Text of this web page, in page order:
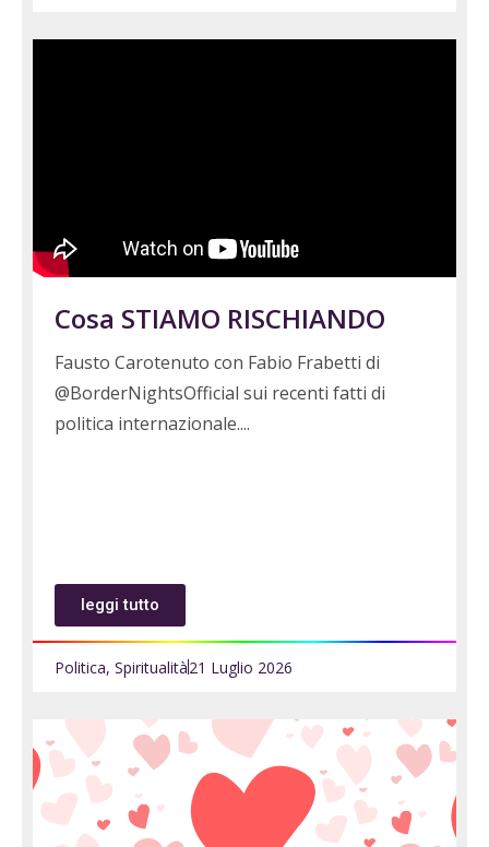
Cosa STIAMO RISCHIANDO
Fausto Carotenuto con Fabio Frabetti di
@BorderNightsOfficial sui recenti fatti di
politica internazionale.
leggi tutto
Politica, Spiritualità21 Luglio 2026